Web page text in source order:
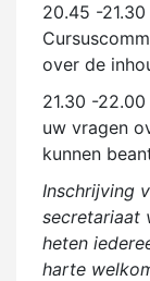
20.45 -
over de
21.30 -
uw vragen
kunnen
Inschrijving
secretariaat
heten
harte